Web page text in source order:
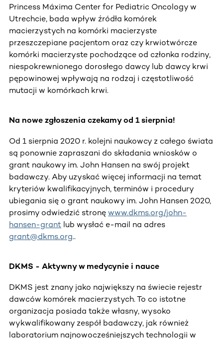
Princess Máxima Center for Pediatric Oncology w
Utrechcie, bada wpływ źródła komórek
macierzystych na komórki macierzyste
przeszczepiane pacjentom oraz czy krwiotwórcze
komórki macierzyste pochodzące od członka rodziny,
niespokrewnionego dorosłego dawcy lub dawcy krwi
pępowinowej wpływają na rodzaj i częstotliwość
mutacji w komórkach krwi.
Na nowe zgłoszenia czekamy od 1 sierpnia!
Od 1 sierpnia 2020 r. kolejni naukowcy z całego świata
są ponownie zapraszani do składania wniosków o
grant naukowy im. John Hansen na swój projekt
badawczy. Aby uzyskać więcej informacji na temat
kryteriów kwalifikacyjnych, terminów i procedury
ubiegania się o grant naukowy im. John Hansen 2020,
prosimy odwiedzić stronę www.dkms.org/john-
hansen-grant lub wysłać e-mail na adres
grant@dkms.org..
DKMS - Aktywny w medycynie i nauce
DKMS jest znany jako największy na świecie rejestr
dawców komórek macierzystych. To co istotne
organizacja posiada także własny, wysoko
wykwalifikowany zespół badawczy, jak również
laboratorium najnowocześniejszych technologii w